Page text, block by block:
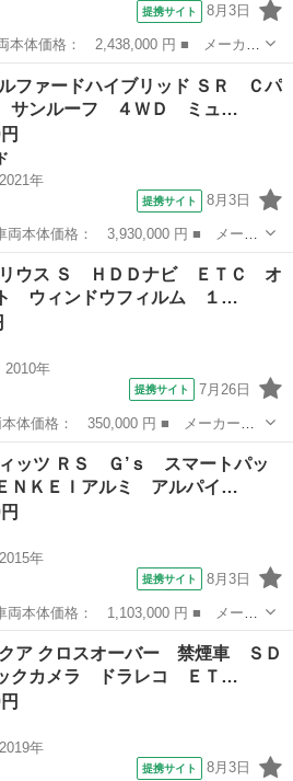
提携サイト 8月3日
リアー ■ グレード名： Ｓ トヨタ
サー ＬＥＤヘッドライト スマート
ルファードハイブリッド ＳＲ Ｃパ
サンルーフ ４ＷＤ ミュ…
2021年
提携サイト 8月3日
ルファードハイブリッド ■ グレー
ンルーフ ４ＷＤ ミュージックプ
ード
リウス Ｓ ＨＤＤナビ ＥＴＣ オ
ウィンドウフィルム １…
2010年
提携サイト 7月26日
リウス ■ グレード名： Ｓ ＨＤＤ
ィンドウフィルム １７インチアル
ィッツ ＲＳ Ｇ’ｓ スマートパッ
ＮＫＥＩアルミ アルパイ…
2015年
提携サイト 8月3日
ヴィッツ ■ グレード名： ＲＳ
ＮＫＥＩアルミ アルパインナビ Ｅ
クア クロスオーバー 禁煙車 ＳＤ
クカメラ ドラレコ ＥＴ…
2019年
提携サイト 8月3日